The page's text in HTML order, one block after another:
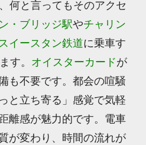
何と言ってもそのアクセ
・ブリッジ駅やチャリン
イースタン鉄道に乗車す
す。 オイスターカードが
も不要です。都会の喧騒
と立ち寄る」感覚で気軽
離感が魅力的です。電車
が変わり、時間の流れが